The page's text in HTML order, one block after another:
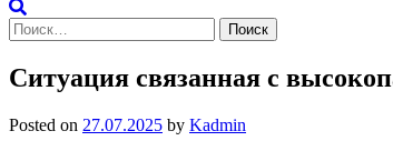
Найти:
Ситуация связанная с
Posted on 27.07.2025 by Kadmin